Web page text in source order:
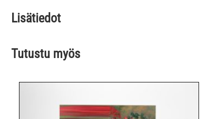
Lisätiedot
Tutustu myös